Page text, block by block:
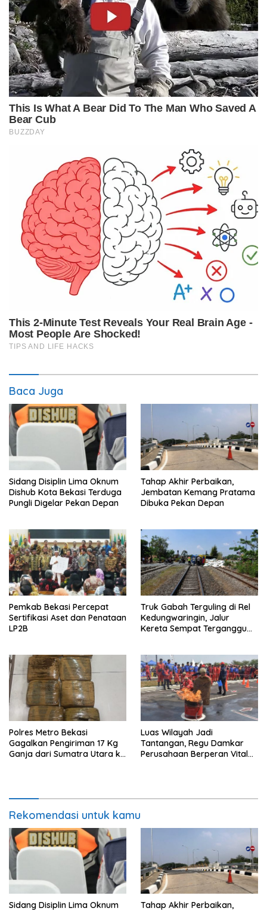
Baca Juga
Sidang Disiplin Lima Oknum
Dishub Kota Bekasi Terduga
Pungli Digelar Pekan Depan
Tahap Akhir Perbaikan,
Jembatan Kemang Pratama
Dibuka Pekan Depan
Pemkab Bekasi Percepat
Sertifikasi Aset dan Penataan
LP2B
Truk Gabah Terguling di Rel
Kedungwaringin, Jalur
Kereta Sempat Terganggu
Polres Metro Bekasi
Gagalkan Pengiriman 17 Kg
Ganja dari Sumatra Utara ke
Luas Wilayah Jadi
Tantangan, Regu Damkar
Perusahaan Berperan Vital
Rekomendasi untuk kamu
Sidang Disiplin Lima Oknum
Tahap Akhir Perbaikan,